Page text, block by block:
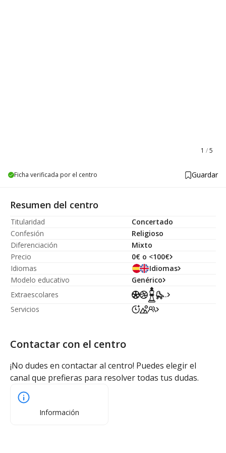
1 /5
Ficha verificada por el centro Guardar
Resumen del centro
Titularidad
Concertado
Confesión
Religioso
Diferenciación
Mixto
Precio
0€ o <100€
Idiomas
Idiomas
Modelo educativo
Genérico
Extraescolares
...
Servicios
Contactar con el centro
¡No dudes en contactar al centro! Puedes elegir el
canal que prefieras para resolver todas tus dudas.
Información